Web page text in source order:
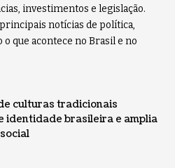
investimentos e legislação.
notícias de política,
que acontece no Brasil e no
culturas tradicionais
identidade brasileira e amplia